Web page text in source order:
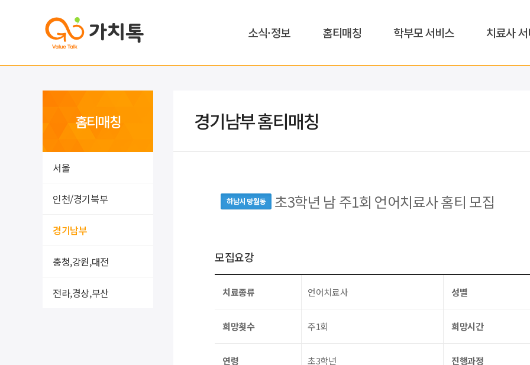
소식·정보 홈티매칭 학부모 서비스 치료사
홈티매칭
서울
인천/경기북부
경기남부
충청,강원,대전
전라,경상,부산
경기남부 홈티매칭
하남시 망월동 초3학년 남 주1회 언어치료사 홈티 모집
모집요강
치료종류 언어치료사 성별
희망횟수 주1회 희망시간
연령 초3학년 진행과정